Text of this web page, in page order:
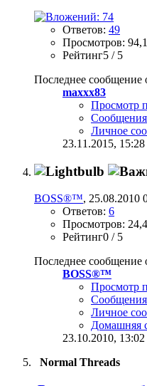
Ответов: 49
Просмотров:
Рейтинг5 / 5
Последнее сообщение
maxxx83
Просмотр
Личное
23.11.2015, 15:28
BOSS®™, 25.08.2010
Ответов: 6
Просмотров:
Рейтинг0 / 5
Последнее сообщение
BOSS®™
Просмотр
Личное
Домашняя
23.10.2010, 13:02
Normal Threads